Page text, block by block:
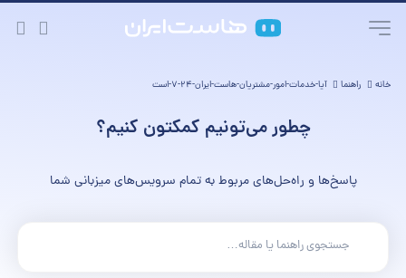
خانه راهنما آیا-خدمات-امور-مشتریان-هاست-ایران-۲۴-۷-است
چطور می‌تونیم کمکتون کنیم؟
پاسخ‌ها و راه‌حل‌های مربوط به تمام سرویس‌های میزبانی شما